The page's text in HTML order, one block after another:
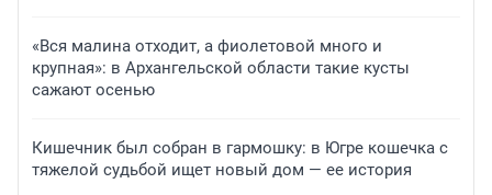
«Вся малина отходит, а фиолетовой много и
крупная»: в Архангельской области такие кусты
сажают осенью
Кишечник был собран в гармошку: в Югре кошечка с
тяжелой судьбой ищет новый дом — ее история